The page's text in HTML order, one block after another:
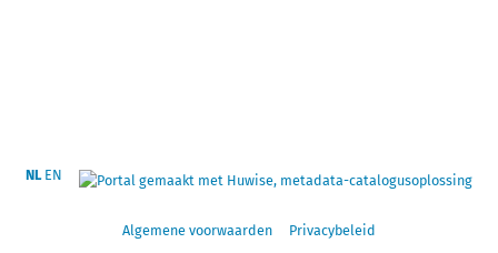
NL EN
Algemene voorwaarden Privacybeleid